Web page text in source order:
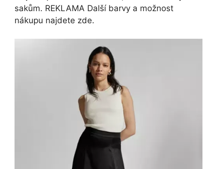
sakům. REKLAMA Další barvy a možnost
nákupu najdete zde.